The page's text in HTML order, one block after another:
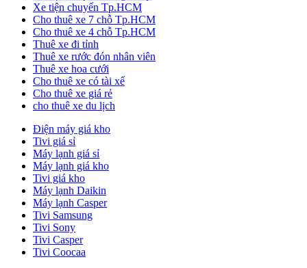
Xe tiện chuyến Tp.HCM
Cho thuê xe 7 chỗ Tp.HCM
Cho thuê xe 4 chỗ Tp.HCM
Thuê xe đi tỉnh
Thuê xe rước đón nhân viên
Thuê xe hoa cưới
Cho thuê xe có tài xế
Cho thuê xe giá rẻ
cho thuê xe du lịch
Điện máy giá kho
Tivi giá sỉ
Máy lạnh giá sỉ
Máy lạnh giá kho
Tivi giá kho
Máy lạnh Daikin
Máy lạnh Casper
Tivi Samsung
Tivi Sony
Tivi Casper
Tivi Coocaa